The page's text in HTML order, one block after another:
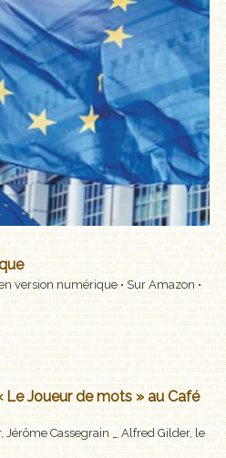
version numérique • Sur Amazon •
Joueur de mots » au Café
Cassegrain _ Alfred Gilder, le